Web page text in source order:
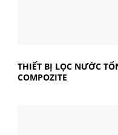
THIẾT BỊ LỌC NƯỚC
COMPOZITE